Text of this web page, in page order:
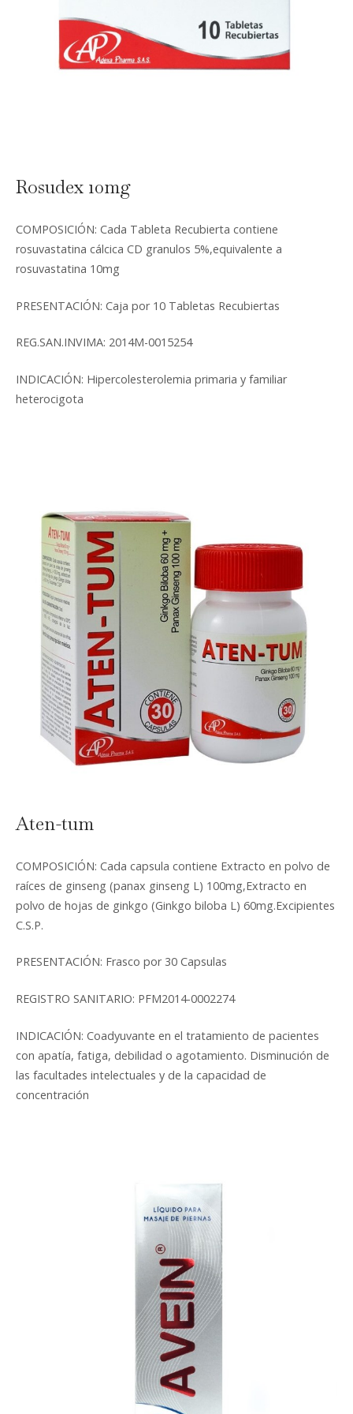
Rosudex 10mg
COMPOSICIÓN: Cada Tableta Recubierta contiene
rosuvastatina cálcica CD granulos 5%,equivalente a
rosuvastatina 10mg
PRESENTACIÓN: Caja por 10 Tabletas Recubiertas
REG.SAN.INVIMA: 2014M-0015254
INDICACIÓN: Hipercolesterolemia primaria y familiar
heterocigota
Aten-tum
COMPOSICIÓN: Cada capsula contiene Extracto en polvo de
raíces de ginseng (panax ginseng L) 100mg,Extracto en
polvo de hojas de ginkgo (Ginkgo biloba L) 60mg.Excipientes
C.S.P.
PRESENTACIÓN: Frasco por 30 Capsulas
REGISTRO SANITARIO: PFM2014-0002274
INDICACIÓN: Coadyuvante en el tratamiento de pacientes
con apatía, fatiga, debilidad o agotamiento. Disminución de
las facultades intelectuales y de la capacidad de
concentración